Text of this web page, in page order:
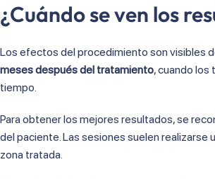
¿Cuándo se ven los
Los efectos del procedimiento son visibles
meses después del tratamiento, cuando los
tiempo.
Para obtener los mejores resultados, se
del paciente. Las sesiones suelen realizarse
zona tratada.